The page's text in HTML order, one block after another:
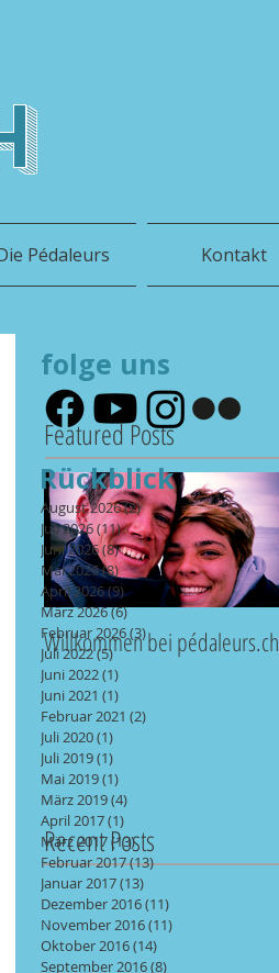
Pédaleurs Kontakt
Featured Posts
Willkommen bei pédaleurs.ch
Recent Posts
folge uns
Rückblick
August 2026(2)2 Beiträge
Juli 2026(11)11 Beiträge
Juni 2026(8)8 Beiträge
Mai 2026(8)8 Beiträge
April 2026(9)9 Beiträge
März 2026(6)6 Beiträge
Februar 2026(3)3 Beiträge
Juli 2022(5)5 Beiträge
Juni 2022(1)
Juni 2021 (1)
Februar 2021 (2)
Juli 2020(1)
Juli 2019(1)
Mai 2019(1)
März 2019(4)
April 2017(1)
März 2017(13)13 Beiträge
Februar 2017(13)13 Beiträge
Januar 2017(13)
Dezember 2016(11)
November 2016(11)
Oktober 2016(14)
September 2016(8)